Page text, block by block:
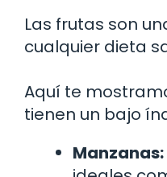
Las frutas son
cualquier dieta
Aquí te
tienen un bajo
Manzanas: